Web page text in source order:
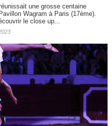
une grosse centaine
Wagram à Paris (17ème).
le close up...